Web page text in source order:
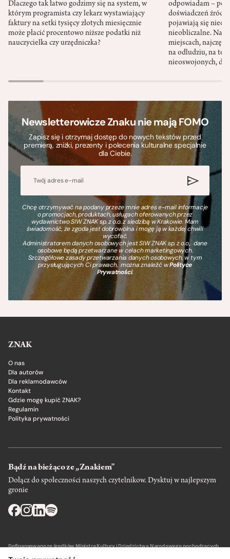
Dlaczego tak łatwo godzimy się na system, w
którym programista czy lekarz wystawiający
faktury na setki tysięcy złotych miesięcznie
może płacić procentowo niższe podatki niż
nauczycielka czy urzędniczka?
odpowiadam – po
doświadczeń
pojawiają się
nieobliczalne.
miejscach,
na odludziu, na
nieoswojonych,
Newsletterowicze Znaku nie mają FOMO
Zapisz się i otrzymaj dostęp do nowych tekstów przed
premierą, zniżki, prezenty i polecenia kulturalne specjalnie
dla Ciebie.
Chcę otrzymywać na podany przeze mnie adres e-mail informacje
o promocjach, produktach, usługach oferowanych przez
wydawnictwo SIW ZNAK sp. z o.o. z siedzibą w Krakowie. Mam
świadomość, że zgoda jest dobrowolna i mogę ją w każdej chwili
wycofać.
Administratorem danych osobowych jest SIW ZNAK sp. z o.o., dane
osobowe będą przetwarzane w celach marketingowych.
Szczegółowe zasady przetwarzania danych osobowych, w tym
przysługujących Ci prawach, można znaleźć wPolityce
Prywatności.
ZNAK
O nas
Dla autorów
Dla reklamodawców
Kontakt
Gdzie mogę kupić ZNAK?
Regulamin
Polityka prywatności
Bądź na bieżąco ze „Znakiem”
Dołącz do społeczności naszych czytelnikow. Dysktuj w najlepszym
gronie
Dofinansowano ze środków Ministra Kultury i Dziedzictwa Narodowego pochodzących